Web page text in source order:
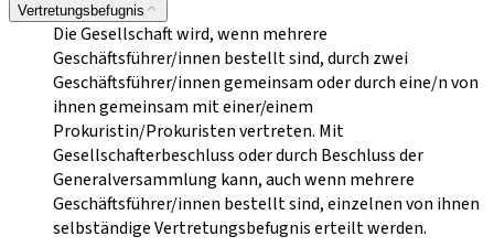
Vertretungsbefugnis
Die Gesellschaft wird, wenn mehrere
Geschäftsführer/innen bestellt sind, durch zwei
Geschäftsführer/innen gemeinsam oder durch eine/n von
ihnen gemeinsam mit einer/einem
Prokuristin/Prokuristen vertreten. Mit
Gesellschafterbeschluss oder durch Beschluss der
Generalversammlung kann, auch wenn mehrere
Geschäftsführer/innen bestellt sind, einzelnen von ihnen
selbständige Vertretungsbefugnis erteilt werden.